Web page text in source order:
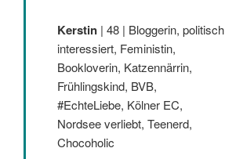
Kerstin | 48 | Bloggerin, politisch
interessiert, Feministin,
Bookloverin, Katzennärrin,
Frühlingskind, BVB,
#EchteLiebe, Kölner EC,
Nordsee verliebt, Teenerd,
Chocoholic